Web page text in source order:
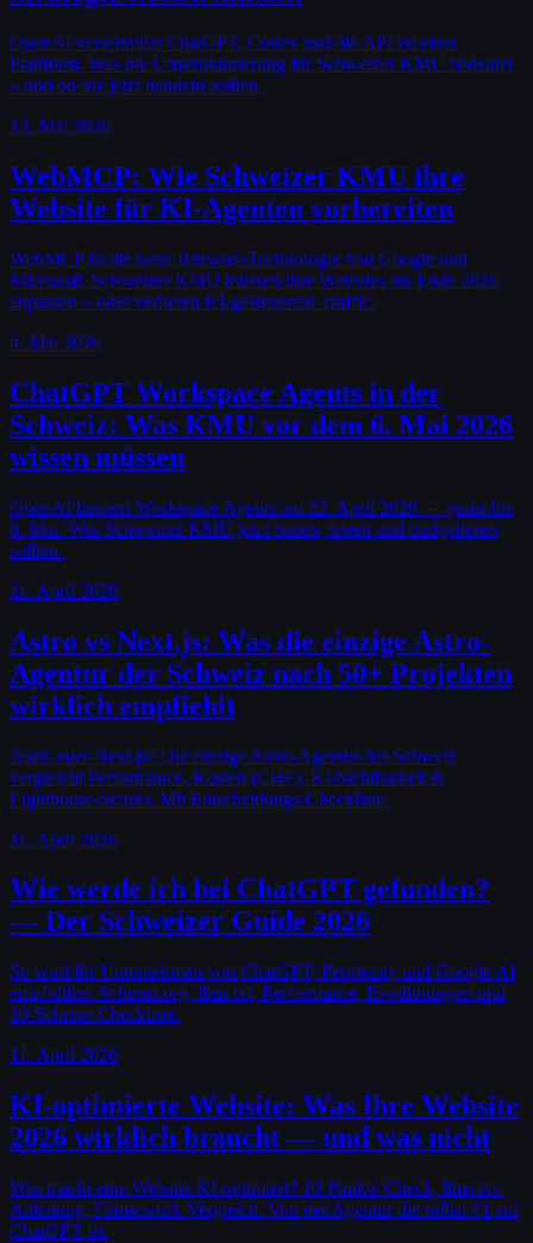
OpenAI verschmilzt ChatGPT, Codex und die API zu einer
Plattform. Was die Umstrukturierung für Schweizer KMU bedeutet
– und ob Sie jetzt handeln sollten.
13. Mai 2026
WebMCP: Wie Schweizer KMU ihre
Website für KI-Agenten vorbereiten
WebMCP ist die neue Browser-Technologie von Google und
Microsoft. Schweizer KMU müssen ihre Websites bis Ende 2026
anpassen – oder verlieren KI-gesteuerten Traffic.
4. Mai 2026
ChatGPT Workspace Agents in der
Schweiz: Was KMU vor dem 6. Mai 2026
wissen müssen
OpenAI lanciert Workspace Agents am 22. April 2026 — gratis bis
6. Mai. Was Schweizer KMU jetzt bauen, testen und budgetieren
sollten.
11. April 2026
Astro vs Next.js: Was die einzige Astro-
Agentur der Schweiz nach 50+ Projekten
wirklich empfiehlt
Astro oder Next.js? Die einzige Astro-Agentur der Schweiz
vergleicht Performance, Kosten (CHF), KI-Sichtbarkeit &
Lighthouse-Scores. Mit Entscheidungs-Checkliste.
11. April 2026
Wie werde ich bei ChatGPT gefunden?
— Der Schweizer Guide 2026
So wird Ihr Unternehmen von ChatGPT, Perplexity und Google AI
empfohlen: Schema.org, llms.txt, Performance, Erwähnungen und
10-Schritte-Checkliste.
11. April 2026
KI-optimierte Website: Was Ihre Website
2026 wirklich braucht — und was nicht
Was macht eine Website KI-optimiert? 10-Punkte Check, llms.txt-
Anleitung, Framework-Vergleich. Von der Agentur die selbst #1 auf
ChatGPT ist.